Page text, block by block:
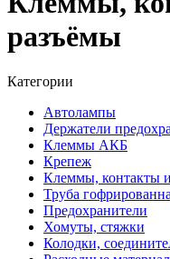
разъёмы
Категории
Автолампы
Держатели
Клеммы АКБ
Крепеж
Клеммы, контакты
Труба
Предохранители
Хомуты, стяжки
Колодки,